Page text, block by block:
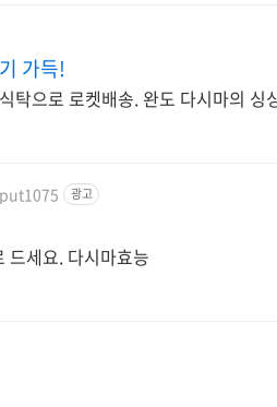
가득!
탁으로 로켓배송. 완도 다시마의 싱
광고
세요. 다시마효능